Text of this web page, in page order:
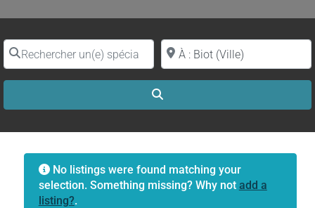
Rechercher un(e) spécialiste par nomProche de (ville ou région)
No listings were found matching your
selection. Something missing? Why not add a
listing?.